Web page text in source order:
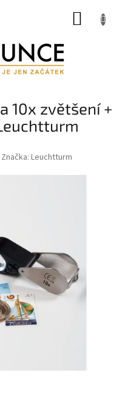
10x zvětšení +
Značka: Leuchtturm